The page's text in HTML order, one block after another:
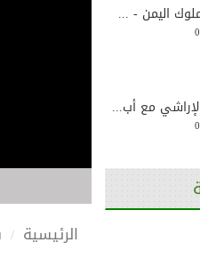
الرئيسية
اليمن - ...
مع أب...
عمر ب...